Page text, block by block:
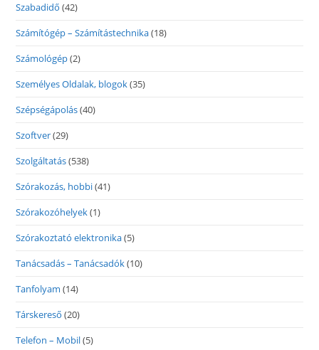
Szabadidő (42)
Számítógép – Számítástechnika(18)
Számológép(2)
Személyes Oldalak, blogok(35)
Szépségápolás(40)
Szoftver(29)
Szolgáltatás(538)
Szórakozás, hobbi(41)
Szórakozóhelyek(1)
Szórakoztató elektronika(5)
Tanácsadás – Tanácsadók(10)
Tanfolyam (14)
Társkereső (20)
Telefon – Mobil(5)